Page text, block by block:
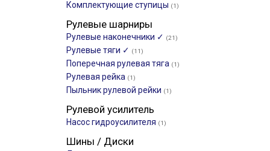
Комплектующие ступицы (1)
Рулевые шарниры
Рулевые наконечники ✓ (21)
Рулевые тяги ✓ (11)
Поперечная рулевая тяга (1)
Рулевая рейка (1)
Пыльник рулевой рейки (1)
Рулевой усилитель
Насос гидроусилителя (1)
Шины / Диски